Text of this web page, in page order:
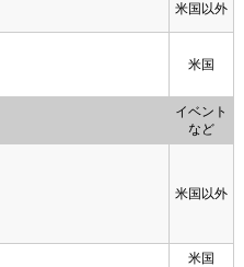
米国以外
米国
イベント
など
米国以外
米国